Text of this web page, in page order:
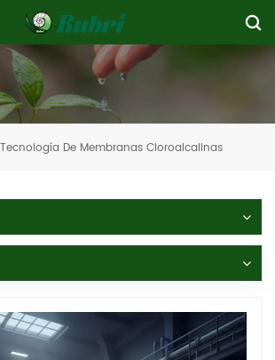
Tecnología De Membranas Cloroalcalinas